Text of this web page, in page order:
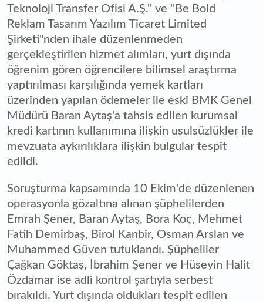
Teknoloji Transfer Ofisi A.Ş.'' ve ''Be Bold
Reklam Tasarım Yazılım Ticaret Limited
Şirketi"nden ihale düzenlenmeden
gerçekleştirilen hizmet alımları, yurt dışında
öğrenim gören öğrencilere bilimsel araştırma
yaptırılması karşılığında yemek kartları
üzerinden yapılan ödemeler ile eski BMK Genel
Müdürü Baran Aytaş'a tahsis edilen kurumsal
kredi kartının kullanımına ilişkin usulsüzlükler ile
mevzuata aykırılıklara ilişkin bulgular tespit
edildi.
Soruşturma kapsamında 10 Ekim'de düzenlenen
operasyonla gözaltına alınan şüphelilerden
Emrah Şener, Baran Aytaş, Bora Koç, Mehmet
Fatih Demirbaş, Birol Kanbir, Osman Arslan ve
Muhammed Güven tutuklandı. Şüpheliler
Çağkan Göktaş, İbrahim Şener ve Hüseyin Halit
Özdamar ise adli kontrol şartıyla serbest
bırakıldı. Yurt dışında oldukları tespit edilen